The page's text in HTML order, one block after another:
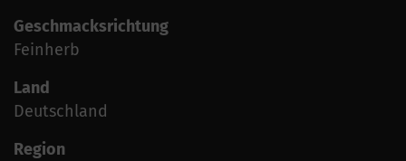
Geschmacksrichtung
Feinherb
Land
Deutschland
Region